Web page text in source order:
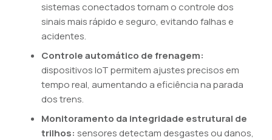
sistemas conectados tornam o controle dos
sinais mais rápido e seguro, evitando falhas e
acidentes.
Controle automático de frenagem:
dispositivos IoT permitem ajustes precisos em
tempo real, aumentando a eficiência na parada
dos trens.
Monitoramento da integridade estrutural de
trilhos: sensores detectam desgastes ou danos,